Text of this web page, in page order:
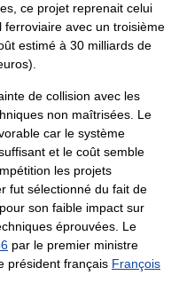
ce projet reprenait celui
ferroviaire avec un troisième
estimé à 30 milliards de
de collision avec les
non maîtrisées. Le
car le système
et le coût semble
les projets
fut sélectionné du fait de
son faible impact sur
éprouvées. Le
par le premier ministre
président français François